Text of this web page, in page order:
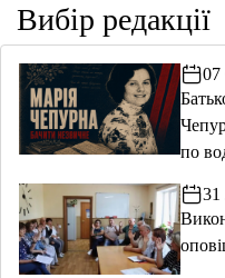
Вибір редакції
07
по
31